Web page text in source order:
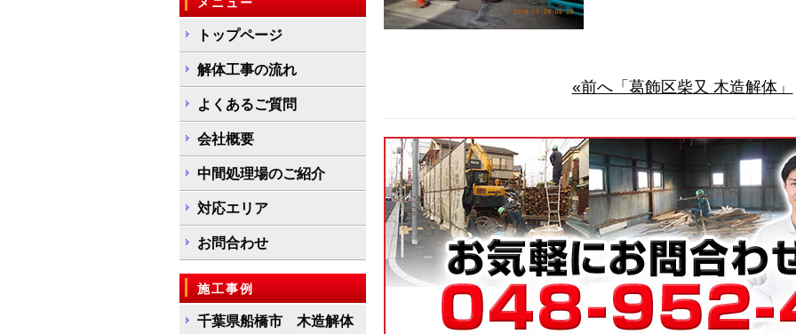
«前へ「葛飾区柴又 木造解体」
トップページ
解体工事の流れ
よくあるご質問
会社概要
中間処理場のご紹介
対応エリア
お問合わせ
施工事例
千葉県船橋市 木造解体